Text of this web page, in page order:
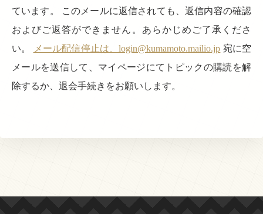
ています。 このメールに返信されても、返信内容の確認
およびご返答ができません。あらかじめご了承くださ
い。
メール配信停止は、login@kumamoto.mailio.jp 宛に空
メールを送信して、マイページにてトピックの購読を解
除するか、退会手続きをお願いします。